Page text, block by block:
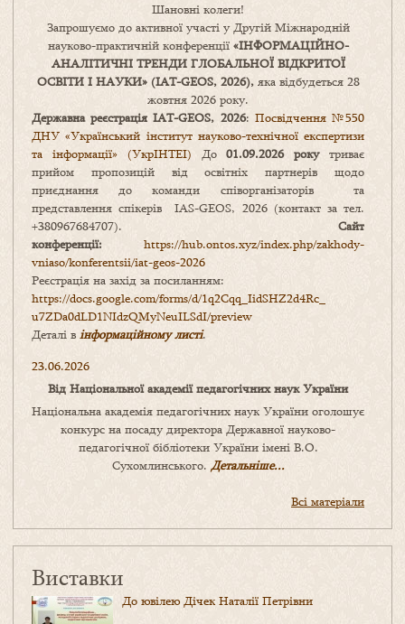
Шановні колеги!
Запрошуємо до активної участі у Другій Міжнародній
науково-практичній конференції «ІНФОРМАЦІЙНО-
АНАЛІТИЧНІ ТРЕНДИ ГЛОБАЛЬНОЇ ВІДКРИТОЇ
ОСВІТИ І НАУКИ» (IAT-GEOS, 2026),яка відбудеться 28
жовтня 2026 року.
Державна реєстрація IAT-GEOS, 2026: Посвідчення №550
ДНУ «Український інститут науково-технічної експертизи
та інформації» (УкрІНТЕІ) До01.09.2026 рокутриває
прийом пропозицій від освітніх партнерів щодо
приєднання до команди співорганізаторів та
представлення спікерів IAS-GEOS, 2026 (контакт за тел.
+380967684707). Сайт
конференції: https://hub.ontos.xyz/index.php/zakhody-
vniaso/konferentsii/iat-geos-2026
Реєстрація на захід за посиланням:
https://docs.google.com/forms/d/1q2Cqq_IidSHZ2d4Rc_
u7ZDa0dLD1NIdzQMyNeuILSdI/preview
Деталі в інформаційному листі.
23.06.2026
Від Національної академії педагогічних наук України
Національна академія педагогічних наук України оголошує
конкурс на посаду директора Державної науково-
педагогічної бібліотеки України імені В.О.
Сухомлинського. Детальніше...
Всі матеріали
Виставки
До ювілею Дічек Наталії Петрівни